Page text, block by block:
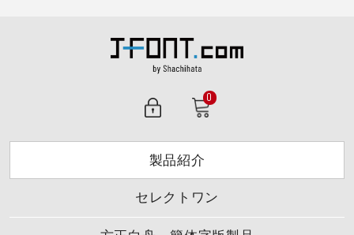
0
製品紹介
セレクトワン